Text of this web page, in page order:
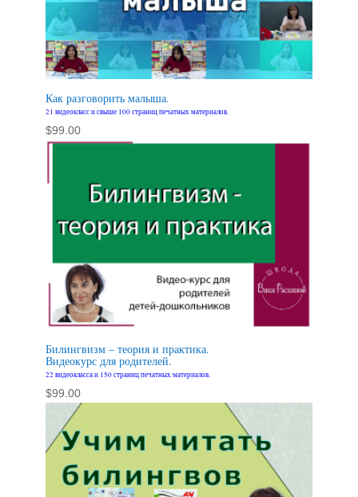
Как разговорить малыша.
21 видеокласс и свыше 100 страниц печатных материалов.
$99.00
Билингвизм – теория и практика.
Видеокурс для родителей.
22 видеокласса и 150 страниц печатных материалов.
$99.00